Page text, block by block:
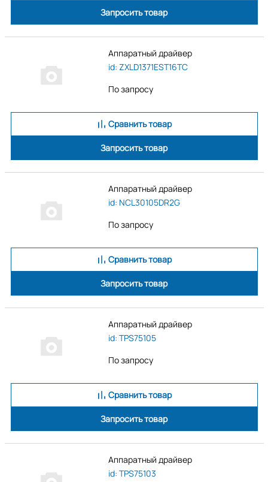
Запросить товар
Аппаратный драйвер
id: ZXLD1371EST16TC
По запросу
Сравнить товар
Запросить товар
Аппаратный драйвер
id: NCL30105DR2G
По запросу
Сравнить товар
Запросить товар
Аппаратный драйвер
id: TPS75105
По запросу
Сравнить товар
Запросить товар
Аппаратный драйвер
id: TPS75103